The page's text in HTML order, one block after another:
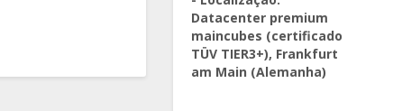
Datacenter premium
maincubes (certificado
TÜV TIER3+), Frankfurt
am Main (Alemanha)